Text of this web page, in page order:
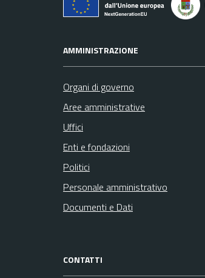
AMMINISTRAZIONE
Organi di governo
Aree amministrative
Uffici
Enti e fondazioni
Politici
Personale amministrativo
Documenti e Dati
CONTATTI